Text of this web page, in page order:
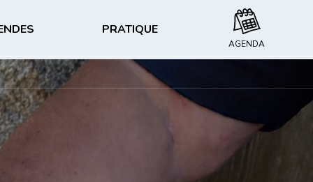
MÉNÉHAM EN IMAGES
Galerie vidéos
LES ACTIVITÉS & LOISIRS
Nautisme
Escalade
Randonnée
PRATIQUE
AGENDA